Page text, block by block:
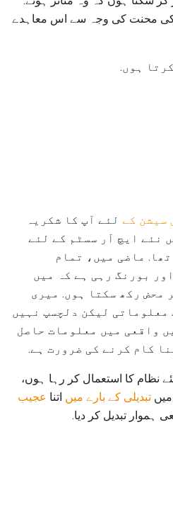
کی محنت کی وجہ سے اس معاہدے
ہوں.
سیشن کے لئے آپ کا شکریہ
نئے ایچ آر سسٹم کے لئے
ماضی میں، تمام
بورنگ رہی ہے کہ میں
محض رکھ سکتا ہوں. میری
معلوماتی لیکن دلچسپ نہیں
واقعی میں معلومات حاصل
کام کرنے کی ضرورت ہے.
نظام کا استعمال کر رہا ہوں،
تبدیلی کے بارے میں اتنا عجیب
ہموار تبدیل کر دیا.